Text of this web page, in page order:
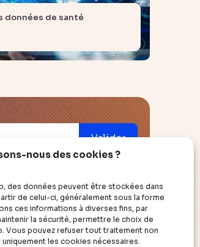
nous des cookies ?
des données peuvent être stockées dans
de celui-ci, généralement sous la forme
ces informations à diverses fins, par
la sécurité, permettre le choix de
Vous pouvez refuser tout traitement non
les cookies nécessaires.
données de santé
Valider
à propos